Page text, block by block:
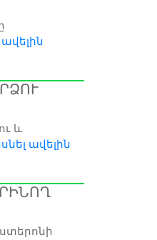
ավելին
և
ավելին